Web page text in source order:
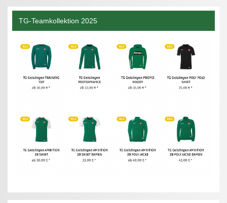
TG-Teamkollektion 2025